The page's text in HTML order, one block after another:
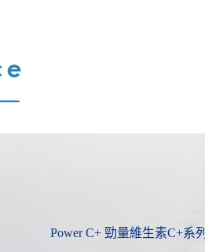
Power C+ 勁量維生素C+系列